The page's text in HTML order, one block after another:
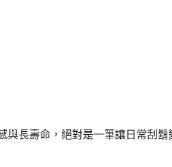
與長壽命，絕對是一筆讓日常刮鬍